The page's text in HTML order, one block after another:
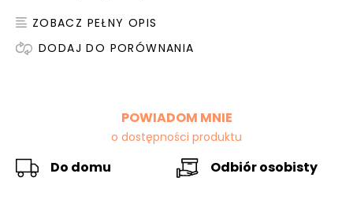
ZOBACZ PEŁNY OPIS
DODAJ DO PORÓWNANIA
POWIADOM MNIE
o dostępności produktu
Do domu Odbiór osobisty